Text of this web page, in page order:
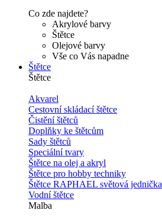
Co zde najdete?
Akrylové barvy
Štětce
Olejové barvy
Vše co Vás napadne
Štětce
Štětce
Akvarel
Cestovní skládací štětce
Čistění štětců
Doplňky ke štětcům
Sady štětců
Speciální tvary
Štětce na olej a akryl
Štětce pro hobby techniky
Štětce RAPHAEL světová jednička
Vodní štětce
Malba